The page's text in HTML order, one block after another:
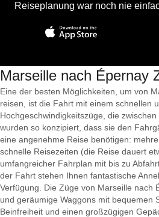
Reiseplanung war noch nie
Marseille nach Épernay
Eine der besten Möglichkeiten, um von
reisen, ist die Fahrt mit einem schnellen
Hochgeschwindigkeitszüge, die
wurden so konzipiert, dass sie den
eine angenehme Reise benötigen:
schnelle Reisezeiten (die Reise dauert
umfangreicher Fahrplan mit bis zu
der Fahrt stehen Ihnen fantastische
Verfügung. Die Züge von Marseille nach
und geräumige Waggons mit bequemen
Beinfreiheit und einen großzügigen